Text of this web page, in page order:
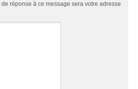
de réponse à ce message sera votre adresse